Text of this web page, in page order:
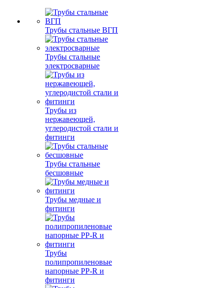
Трубы стальные ВГП
Трубы стальные
электросварные
Трубы из
нержавеющей,
углеродистой стали и
фитинги
Трубы стальные
бесшовные
Трубы медные и
фитинги
Трубы
полипропиленовые
напорные PP-R и
фитинги